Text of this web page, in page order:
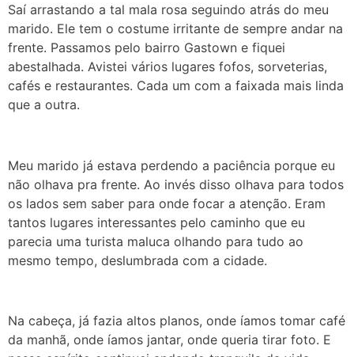
Saí arrastando a tal mala rosa seguindo atrás do meu
marido. Ele tem o costume irritante de sempre andar na
frente. Passamos pelo bairro Gastown e fiquei
abestalhada. Avistei vários lugares fofos, sorveterias,
cafés e restaurantes. Cada um com a faixada mais linda
que a outra.
Meu marido já estava perdendo a paciência porque eu
não olhava pra frente. Ao invés disso olhava para todos
os lados sem saber para onde focar a atenção. Eram
tantos lugares interessantes pelo caminho que eu
parecia uma turista maluca olhando para tudo ao
mesmo tempo, deslumbrada com a cidade.
Na cabeça, já fazia altos planos, onde íamos tomar café
da manhã, onde íamos jantar, onde queria tirar foto. E